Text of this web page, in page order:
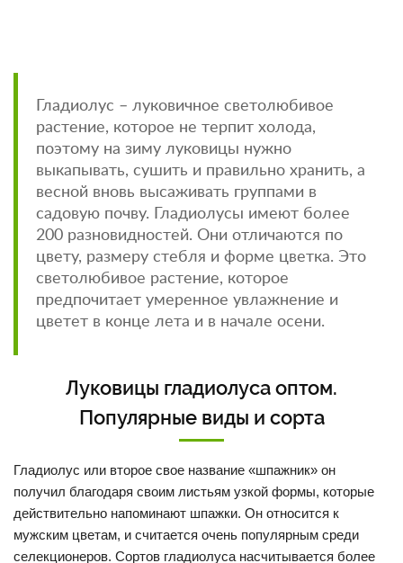
Гладиолус – луковичное светолюбивое
растение, которое не терпит холода,
поэтому на зиму луковицы нужно
выкапывать, сушить и правильно хранить, а
весной вновь высаживать группами в
садовую почву. Гладиолусы имеют более
200 разновидностей. Они отличаются по
цвету, размеру стебля и форме цветка. Это
светолюбивое растение, которое
предпочитает умеренное увлажнение и
цветет в конце лета и в начале осени.
Луковицы гладиолуса оптом.
Популярные виды и сорта
Гладиолус или второе свое название «шпажник» он
получил благодаря своим листьям узкой формы, которые
действительно напоминают шпажки. Он относится к
мужским цветам, и считается очень популярным среди
селекционеров. Сортов гладиолуса насчитывается более